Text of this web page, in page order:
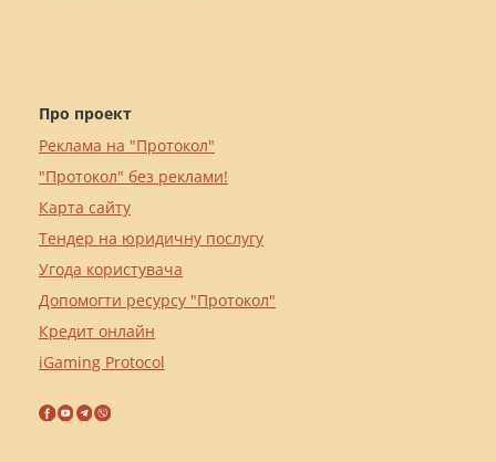
Про проект
Реклама на "Протокол"
"Протокол" без реклами!
Карта сайту
Тендер на юридичну послугу
Угода користувача
Допомогти ресурсу "Протокол"
Кредит онлайн
iGaming Protocol